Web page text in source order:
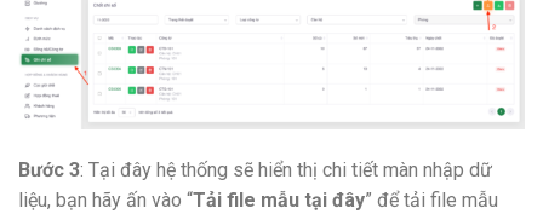
Bước 3: Tại đây hệ thống sẽ hiển thị chi tiết màn nhập dữ
liệu, bạn hãy ấn vào “Tải file mẫu tại đây” để tải file mẫu